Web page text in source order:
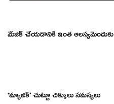
మేజిక్ చేయడానికి ఇంత ఆలస్యమెందుకు
‘మ్యాజిక్’ చుట్టూ చిక్కులు సమస్యలు